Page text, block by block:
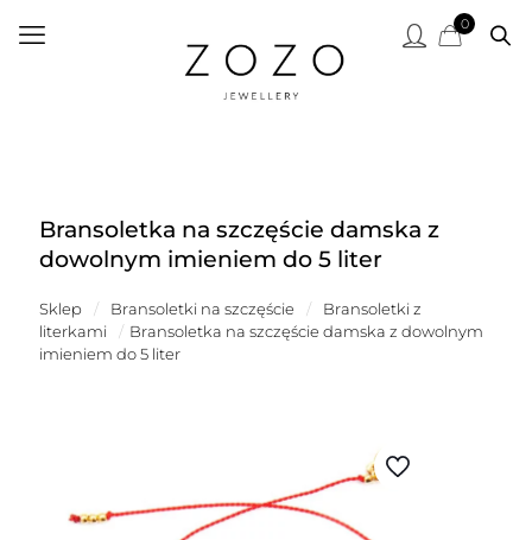
0
Bransoletka na szczęście damska z
dowolnym imieniem do 5 liter
Sklep / Bransoletki na szczęście /
Bransoletki z
literkami
/ Bransoletka na szczęście damska z dowolnym
imieniem do 5 liter